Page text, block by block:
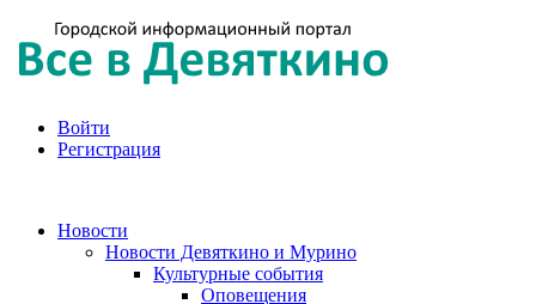
Войти
Регистрация
Новости
Новости Девяткино и Мурино
Культурные события
Оповещения